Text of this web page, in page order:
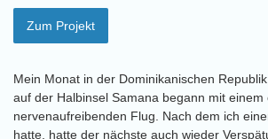
Zum Projekt
Mein Monat in der Dominikanischen
auf der Halbinsel Samana begann mit einem
nervenaufreibenden Flug. Nach dem ich
hatte, hatte der nächste auch wieder